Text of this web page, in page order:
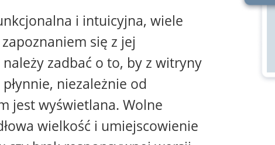
i intuicyjna, wiele
się z jej
zadbać o to, by z witryny
niezależnie od
jest wyświetlana. Wolne
wielkość i umiejscowienie